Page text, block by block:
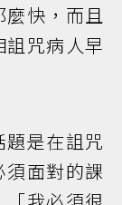
快，而且
咒病人早
題是在詛咒
面對的課